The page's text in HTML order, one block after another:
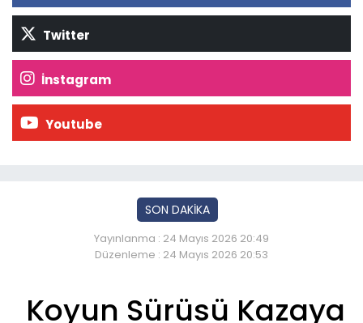
Twitter
İnstagram
Youtube
SON DAKİKA
Yayınlanma : 24 Mayıs 2026 20:49
Düzenleme : 24 Mayıs 2026 20:53
Koyun Sürüsü Kazaya